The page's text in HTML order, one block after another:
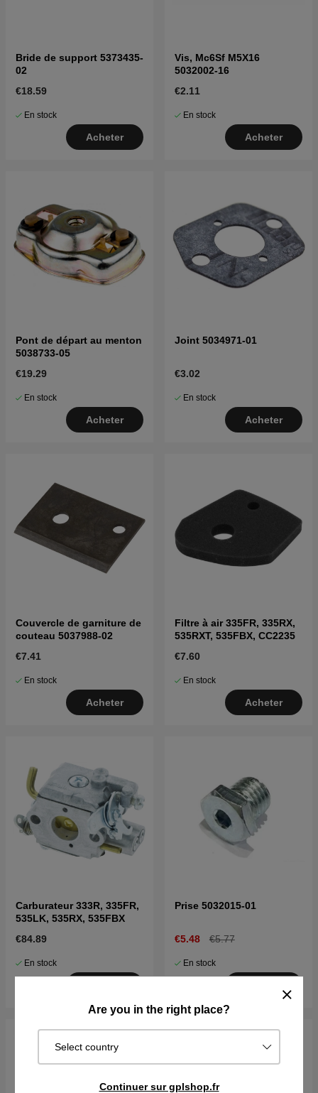
Are you in the right place?
Select country
Continuer sur gplshop.fr
Bride de support 5373435-
02
€18.59
En stock
Acheter
Vis, Mc6Sf M5X16
5032002-16
€2.11
En stock
Acheter
Pont de départ au menton
5038733-05
€19.29
En stock
Acheter
Joint 5034971-01
€3.02
En stock
Acheter
Couvercle de garniture de
couteau 5037988-02
€7.41
En stock
Acheter
Filtre à air 335FR, 335RX,
535RXT, 535FBX, CC2235
€7.60
En stock
Acheter
Carburateur 333R, 335FR,
535LK, 535RX, 535FBX
€84.89
En stock
Prise 5032015-01
€5.48 €5.77
En stock